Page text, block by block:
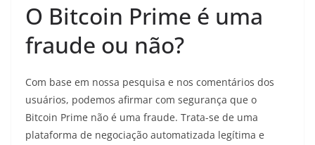
O Bitcoin Prime é uma
fraude ou não?
Com base em nossa pesquisa e nos comentários dos
usuários, podemos afirmar com segurança que o
Bitcoin Prime não é uma fraude. Trata-se de uma
plataforma de negociação automatizada legítima e